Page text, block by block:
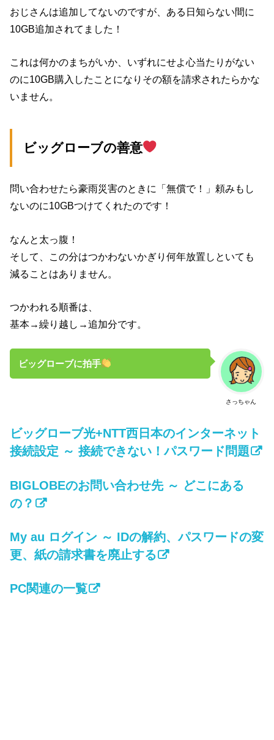
おじさんは追加してないのですが、ある日知らない間に
10GB追加されてました！
これは何かのまちがいか、いずれにせよ心当たりがない
のに10GB購入したことになりその額を請求されたらかな
いません。
ビッグローブの善意
問い合わせたら豪雨災害のときに「無償で！」頼みもし
ないのに10GBつけてくれたのです！
なんと太っ腹！
そして、この分はつかわないかぎり何年放置しといても
減ることはありません。
つかわれる順番は、
基本→繰り越し→追加分です。
さっちゃん
ビッグローブに拍手
ビッグローブ光+NTT西日本のインターネット
接続設定 ～ 接続できない！パスワード問題
BIGLOBEのお問い合わせ先 ～ どこにある
の？
My au ログイン ～ IDの解約、パスワードの変
更、紙の請求書を廃止する
PC関連の一覧